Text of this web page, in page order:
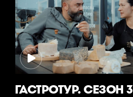
ГАСТРОТУР. СЕЗОН 3